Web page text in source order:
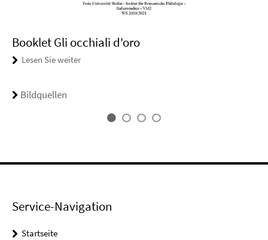
Booklet Gli occhiali d'oro
Lesen Sie weiter
Bildquellen
Service-Navigation
Startseite